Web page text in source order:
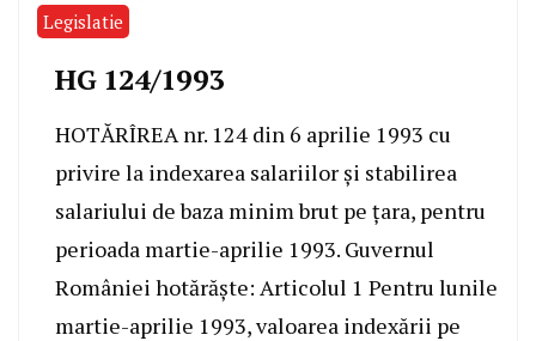
Legislatie
HG 124/1993
HOTĂRÎREA nr. 124 din 6 aprilie 1993 cu
privire la indexarea salariilor şi stabilirea
salariului de baza minim brut pe ţara, pentru
perioada martie-aprilie 1993. Guvernul
României hotărăşte: Articolul 1 Pentru lunile
martie-aprilie 1993, valoarea indexării pe